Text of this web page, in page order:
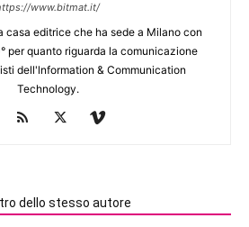
www.bitmat.it/
casa editrice che ha sede a Milano con
per quanto riguarda la comunicazione
dell'lnformation & Communication
Technology.
dello stesso autore